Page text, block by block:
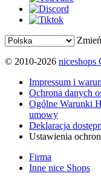
© 2010-2026 niceshops
Impressum i
Ochrona danych
Ogólne Warunki
umowy
Deklaracja
Ustawienia
Firma
Inne nice Shops